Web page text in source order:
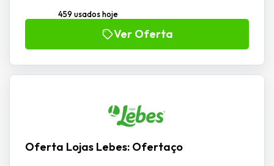
459 usados hoje
Ver Oferta
Oferta Lojas Lebes: Ofertaço